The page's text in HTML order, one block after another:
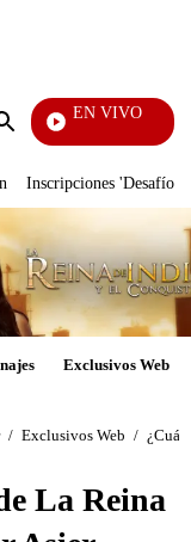
Enviar
EN VIVO
Yo
Inscripciones 'Desafío'
Exclusivos Web
/ Exclusivos Web / ¿Cuál
La Reina